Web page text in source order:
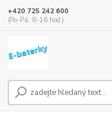
+420 725 242 600
(Po-Pá, 8-16 hod.)